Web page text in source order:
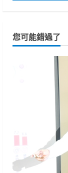
您可能錯過了